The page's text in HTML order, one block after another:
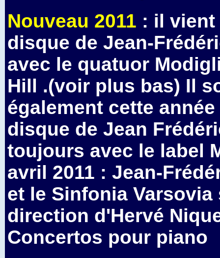
Nouveau 2011 : il
disque de Jean-
avec le quatuor
Hill .(voir plus bas) Il
également cette
disque de Jean
toujours avec le label
avril 2011 : Jean-
et le Sinfonia Varsovia
direction d'Hervé
Concertos pour piano